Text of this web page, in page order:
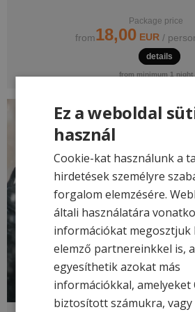
Package price
from18,00 EUR /
details
from minimum 1 night
Ez a weboldal
használ
Cookie-kat használunk a
hirdetések személyre
forgalom elemzésére.
általi használatára
információkat megosztjuk
elemző partnereinkkel is,
egyesíthetik azokat más
információkkal, amelyeket
biztosított számukra, vagy